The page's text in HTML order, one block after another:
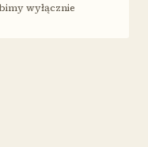
wyłącznie